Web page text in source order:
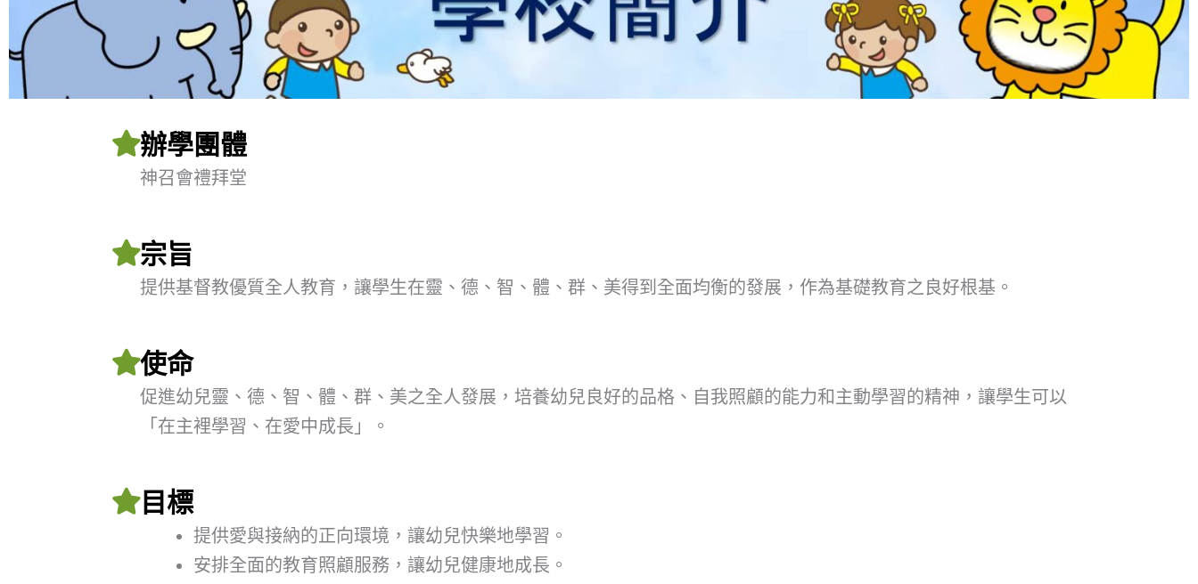
辦學團體
神召會禮拜堂
宗旨
提供基督教優質全人教育，讓學生在靈、德、智、體、群、美得到全面均衡的發展，作為基礎教育之良好根基。
使命
促進幼兒靈、德、智、體、群、美之全人發展，培養幼兒良好的品格、自我照顧的能力和主動學習的精神，讓學生可以
「在主裡學習、在愛中成長」。
目標
提供愛與接納的正向環境，讓幼兒快樂地學習。
安排全面的教育照顧服務，讓幼兒健康地成長。